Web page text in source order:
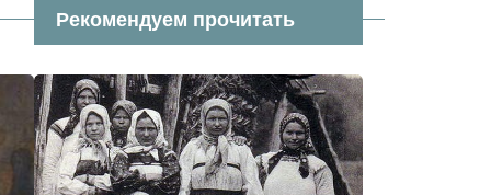
Рекомендуем прочитать